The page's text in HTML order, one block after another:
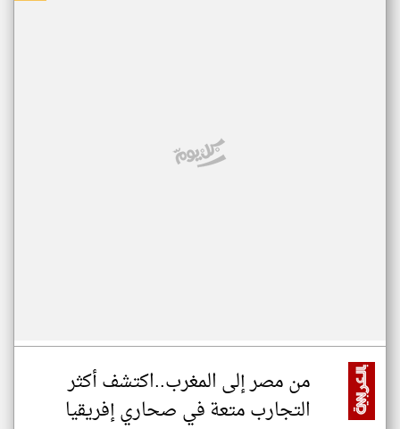
من مصر إلى المغرب..اكتشف أكثر
التجارب متعة في صحاري إفريقيا